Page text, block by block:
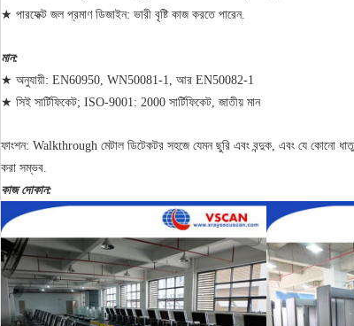
★ পারফেক্ট জল প্রমাণ ডিজাইন: ভারী বৃষ্টি কাজ করতে পারেন.
মান:
★ অনুযায়ী: EN60950, WN50081-1, আর EN50082-1
★ সিই সার্টিফিকেট; ISO-9001: 2000 সার্টিফিকেট, জাতীয় মান
ফাংশন: Walkthrough মেটাল ডিটেকটর সহজে যেমন ছুরি এবং বন্দুক, এবং যে কোনো
করা সম্ভব.
কাজ দোকান: